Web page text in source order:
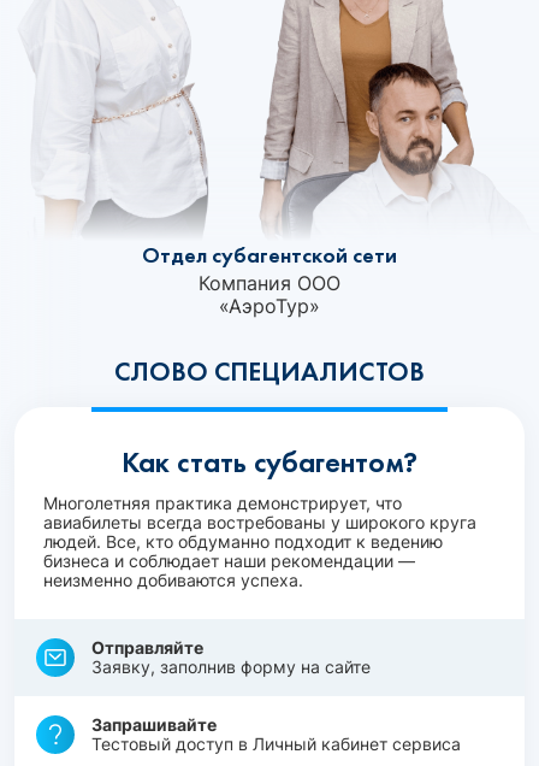
СЛОВО СПЕЦИАЛИСТОВ
Отдел субагентской сети
Компания ООО
«АэроТур»‎
Как стать субагентом?
Многолетняя практика демонстрирует, что
авиабилеты всегда востребованы у широкого круга
людей. Все, кто обдуманно подходит к ведению
бизнеса и соблюдает наши рекомендации —
неизменно добиваются успеха.
Отправляйте
Заявку, заполнив форму на сайте
Запрашивайте
Тестовый доступ в Личный кабинет сервиса